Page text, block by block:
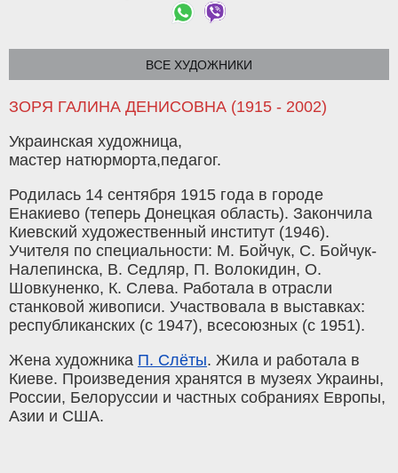
ВСЕ ХУДОЖНИКИ
ЗОРЯ ГАЛИНА ДЕНИСОВНА (1915 - 2002)
Украинская художница,
мастер натюрморта,педагог.
Родилась 14 сентября 1915 года в городе
Енакиево (теперь Донецкая область). Закончила
Киевский художественный институт (1946).
Учителя по специальности: М. Бойчук, С. Бойчук-
Налепинска, В. Седляр, П. Волокидин, О.
Шовкуненко, К. Слева. Работала в отрасли
станковой живописи. Участвовала в выставках:
республиканских (с 1947), всесоюзных (с 1951).
Жена художника П. Слёты. Жила и работала в
Киеве. Произведения хранятся в музеях Украины,
России, Белоруссии и частных собраниях Европы,
Азии и США.